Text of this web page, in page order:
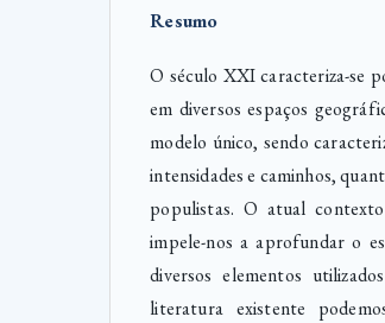
Resumo
O século XXI caracteriza-se
em diversos espaços
modelo único, sendo
intensidades e caminhos,
populistas. O atual
impele-nos a aprofundar o
diversos elementos
literatura existente